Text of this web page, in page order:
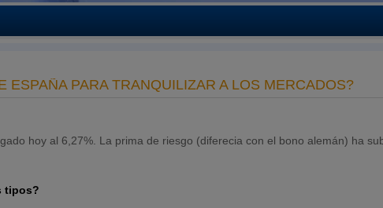
ESPAÑA PARA TRANQUILIZAR A LOS MERCADOS?
hoy al 6,27%. La prima de riesgo (diferecia con el bono alemán) ha
tipos?